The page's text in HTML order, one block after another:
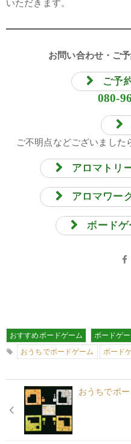
いただきます。
お問い合わせ・ご
ご予
080-
ご不明点などございました
アロマトリ
アロマワー
ボードゲ
おすすめボードゲーム
ボードゲ
おうちでボードゲーム
ボード
おうちでボ